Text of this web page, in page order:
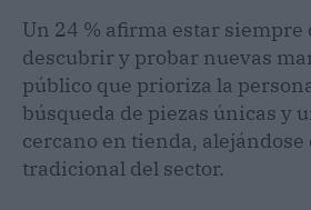
Un 24 % afirma estar siempre
descubrir y probar nuevas
público que prioriza la
búsqueda de piezas únicas y
cercano en tienda,
tradicional del sector.